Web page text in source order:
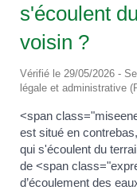
s'écoulent
voisin ?
Vérifié le 29/05/2026 -
légale et administrative
<span
est situé en
qui s'écoulent du
de <span
d’écoulement des